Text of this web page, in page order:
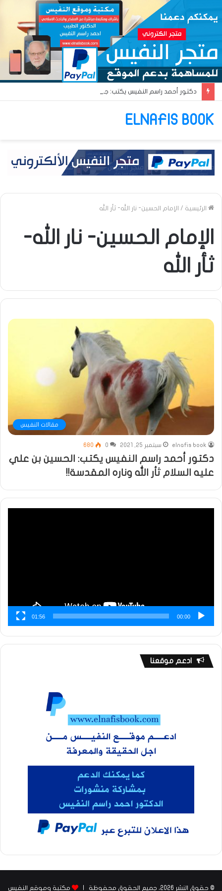
ELNAFIS BOOK
الرئيسية / الإمام الحسين- نار الله- ثأر الله
الإمام الحسين- نار الله-
ثأر الله
مقالات النفيس
elnafis book سبتمبر 25, 2021 0
680
دكتور أحمد راسم النفيس يكتب: الحسين بن علي
عليه السلام ثأر الله وناره المقدسة!!
00:00
01:56
ادعم موقعنا
© حقوق النشر 2026، جميع الحقوق محفوظة | مكتبة وموقع النفيس